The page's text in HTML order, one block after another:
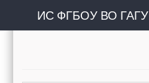
ИС ФГБОУ ВО ГАГУ